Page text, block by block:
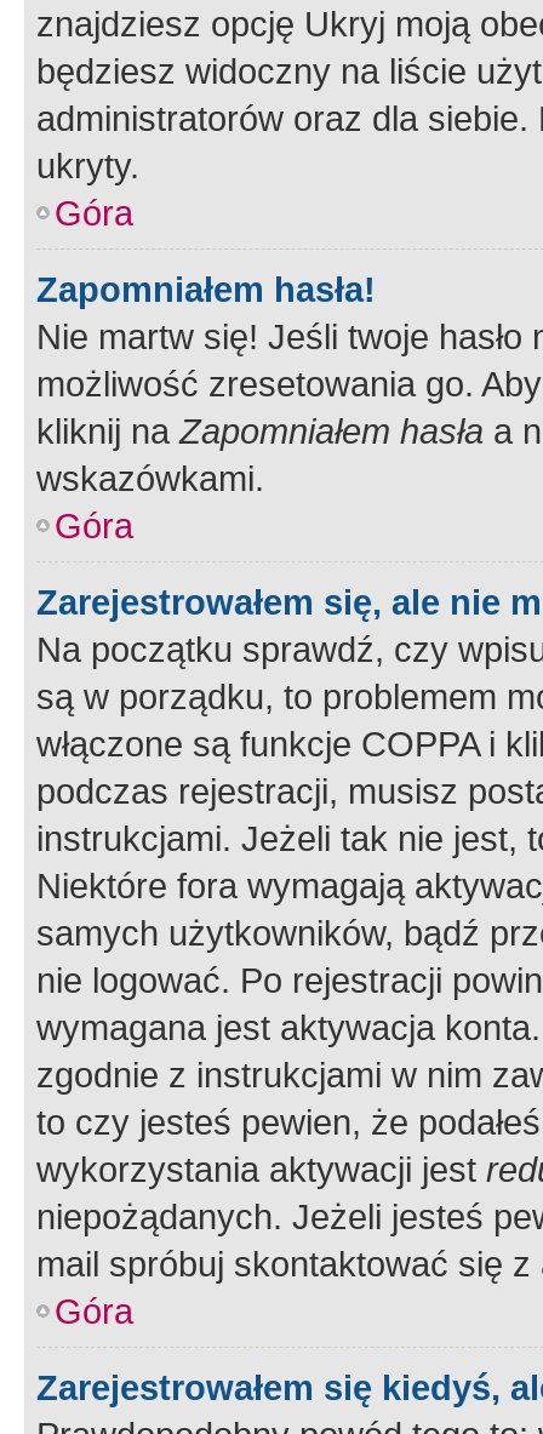
znajdziesz opcję Ukryj moją
będziesz widoczny na liście
administratorów oraz dla
ukryty.
Góra
Zapomniałem hasła!
Nie martw się! Jeśli twoje
możliwość zresetowania go.
kliknij naZapomniałem hasła a
wskazówkami.
Góra
Zarejestrowałem się, ale nie
Na początku sprawdź, czy
są w porządku, to problemem
włączone są funkcje COPPA i
podczas rejestracji, musisz
instrukcjami. Jeżeli tak nie jest,
Niektóre fora wymagają
samych użytkowników, bądź
nie logować. Po rejestracji
wymagana jest aktywacja
zgodnie z instrukcjami w nim
to czy jesteś pewien, że
wykorzystania aktywacji jest
niepożądanych. Jeżeli jesteś
mail spróbuj skontaktować się
Góra
Zarejestrowałem się kiedyś,